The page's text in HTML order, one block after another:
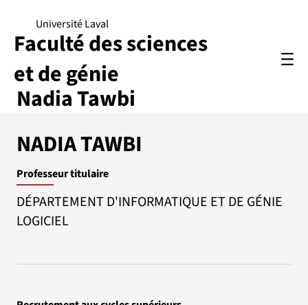
Nadia Tawbi
Université Laval
Faculté des sciences
et de génie
NADIA TAWBI
Professeur titulaire
DÉPARTEMENT D'INFORMATIQUE ET DE GÉNIE
LOGICIEL